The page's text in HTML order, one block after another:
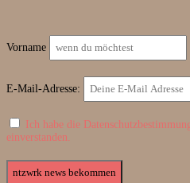
Vorname
E-Mail-Adresse:
Ich habe die
einverstanden.